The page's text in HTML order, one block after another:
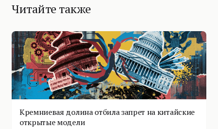
Читайте также
Кремниевая долина отбила запрет на китайские
открытые модели